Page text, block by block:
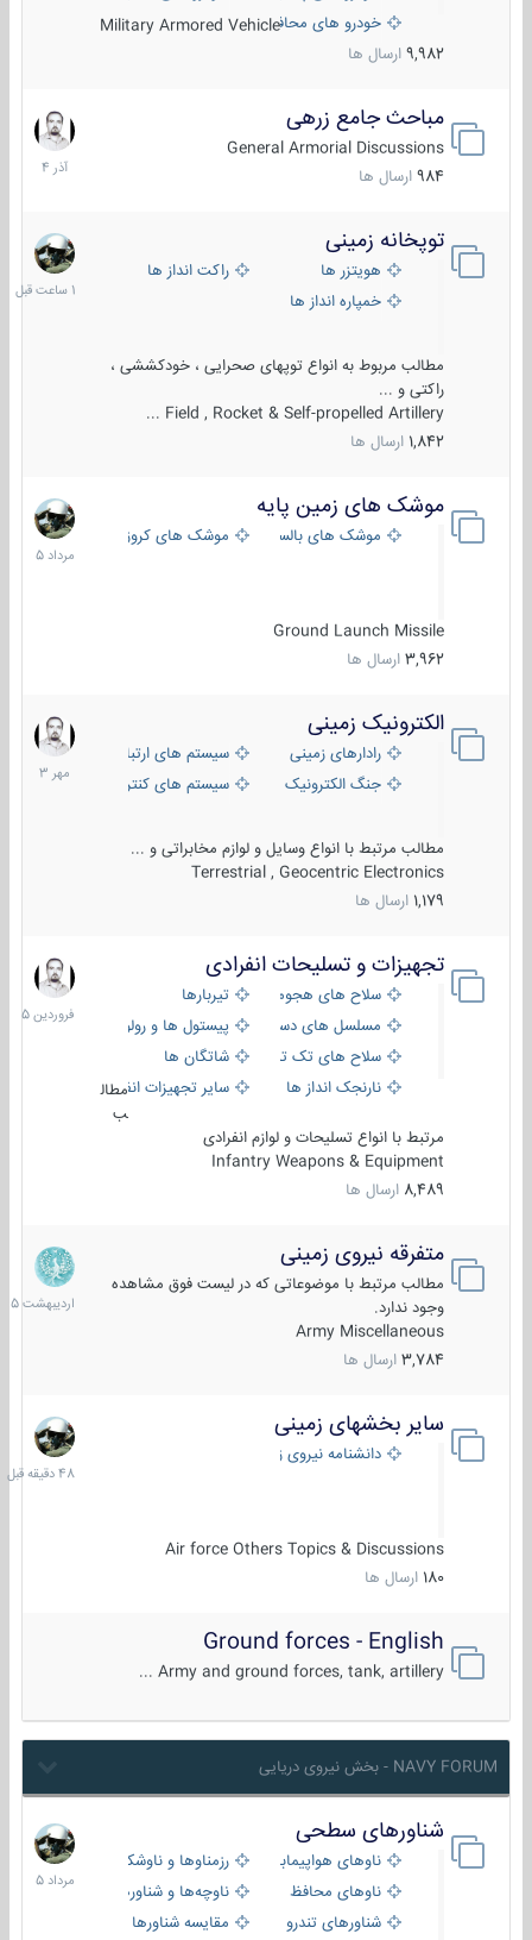
خودرو های محافظت شدهMilitary Armored Vehicle
9,982 ارسال ها
مباحث جامع زرهی
General Armorial Discussions
984 ارسال ها
7
آذر
1404
توپخانه زمینی
هویتزر ها
راکت انداز ها
خمپاره انداز ها
مطالب مربوط به انواع توپهای صحرایی ، خودکششی ،
راکتی و ...
Field , Rocket & Self-propelled Artillery ...
1,842 ارسال ها
1
ساعت
قبل
موشک های زمین پایه
موشک های بالستیک موشک های کروز
Ground Launch Missile
3,962 ارسال ها
2
مرداد
1405
الکترونیک زمینی
رادارهای زمینی
سیستم های ارتباطی و جمع آوری
جنگ الکترونیک
سیستم های کنترل آتش و تجهیزات
مطالب مرتبط با انواع وسایل و لوازم مخابراتی و ...
Terrestrial , Geocentric Electronics
1,179 ارسال ها
1
مهر
1403
تجهیزات و تسلیحات انفرادی
سلاح های هجومی
تیربارها
مسلسل های دستی
پیستول ها و رولورها
سلاح های تک تیر اندازیشاتگان ها
نارنجک انداز ها
سایر تجهیزات انفرادی
مطال
ب
مرتبط با انواع تسلیحات و لوازم انفرادی
Infantry Weapons & Equipment
8,489 ارسال ها
17
فروردین
1405
متفرقه نیروی زمینی
مطالب مرتبط با موضوعاتی که در لیست فوق مشاهده
وجود ندارد.
Army Miscellaneous
3,784 ارسال ها
27
1405
سایر بخشهای زمینی
دانشنامه نیروی زمینی
Air force Others Topics & Discussions
180 ارسال ها
48
دقیقه
قبل
Ground forces - English
Army and ground forces, tank, artillery ...
NAVY FORUM - بخش نیروی دریایی
شناورهای سطحی
ناوهای هواپیمابر و بالگرد بررزمناوها و ناوشکن‌ها
ناوهای محافظ
ناوچه‌ها و شناورهای گشتی
شناورهای تندرو
مقایسه شناورها
2
مرداد
1405